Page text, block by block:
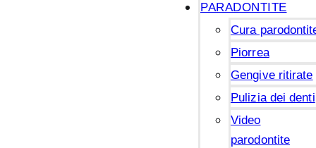
PARADONTITE
Cura
Piorrea
Gengive ritirate
Pulizia dei denti
Video
parodontite